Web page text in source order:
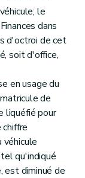
le
dans
d'octroi de cet
soit d'office,
en usage du
de
liquéfié pour
qu'indiqué
est diminué de